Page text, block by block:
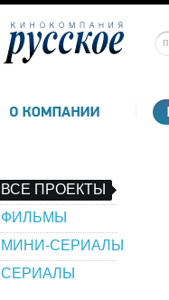
ВСЕ ПРОЕКТЫ
ФИЛЬМЫ
МИНИ-СЕРИАЛЫ
СЕРИАЛЫ